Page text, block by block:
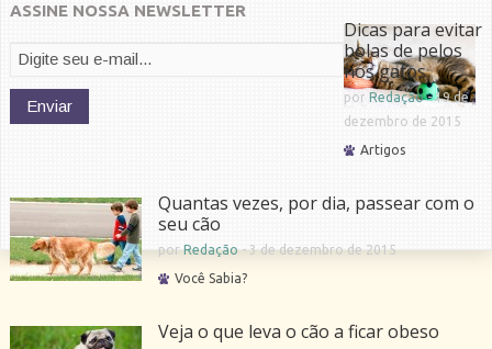
ASSINE NOSSA NEWSLETTER
Dicas para evitar
bolas de pelos
nos gatos
por Redação-19 de
dezembro de 2015
Artigos
Quantas vezes, por dia, passear com o
seu cão
porRedação-3 de dezembro de 2015
Você Sabia?
Veja o que leva o cão a ficar obeso